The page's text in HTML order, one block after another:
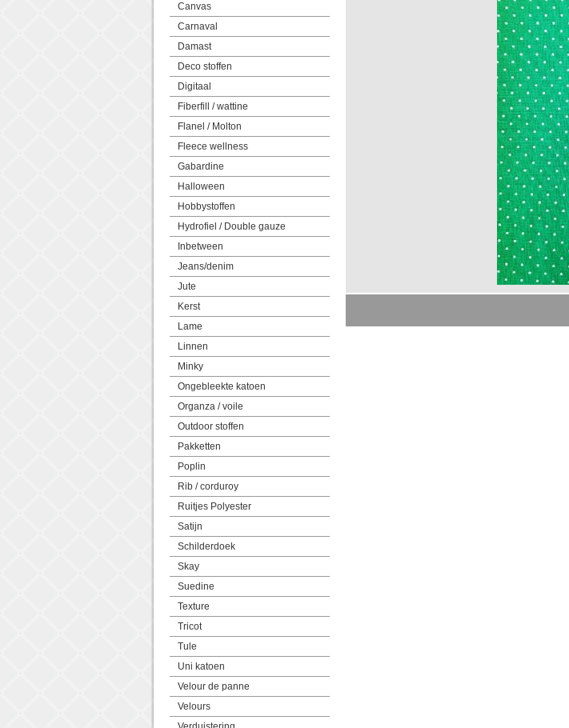
Canvas
Carnaval
Damast
Deco stoffen
Digitaal
Fiberfill / wattine
Flanel / Molton
Fleece wellness
Gabardine
Halloween
Hobbystoffen
Hydrofiel / Double gauze
Inbetween
Jeans/denim
Jute
Kerst
Lame
Linnen
Minky
Ongebleekte katoen
Organza / voile
Outdoor stoffen
Pakketten
Poplin
Rib / corduroy
Ruitjes Polyester
Satijn
Schilderdoek
Skay
Suedine
Texture
Tricot
Tule
Uni katoen
Velour de panne
Velours